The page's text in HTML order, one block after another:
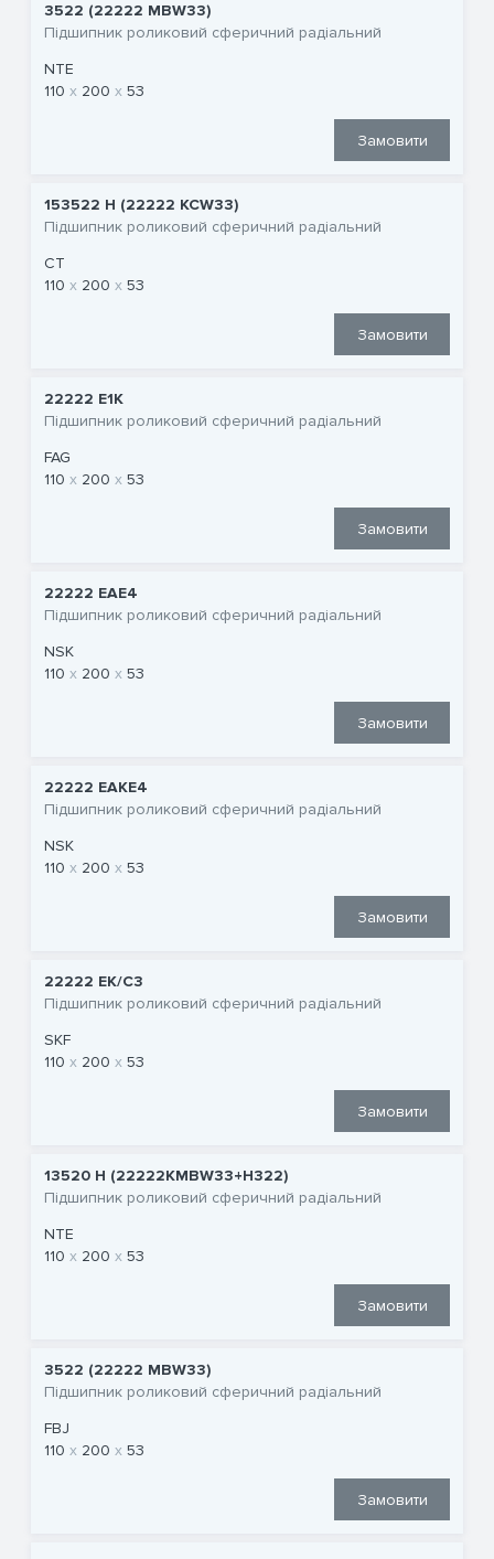
3522 (22222 MBW33)
Підшипник роликовий сферичний радіальний
NTE
110
200 53
Замовити
153522 Н (22222 KCW33)
Підшипник роликовий сферичний радіальний
CT
110
200 53
Замовити
22222 E1K
Підшипник роликовий сферичний радіальний
FAG
110
200 53
Замовити
22222 EAE4
Підшипник роликовий сферичний радіальний
NSK
110
200 53
Замовити
22222 EAKE4
Підшипник роликовий сферичний радіальний
NSK
110
200 53
Замовити
22222 EK/C3
Підшипник роликовий сферичний радіальний
SKF
110
200 53
Замовити
13520 Н (22222KMBW33+H322)
Підшипник роликовий сферичний радіальний
NTE
110
200 53
Замовити
3522 (22222 MBW33)
Підшипник роликовий сферичний радіальний
FBJ
110
200 53
Замовити